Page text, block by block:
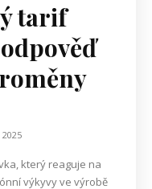
tarif
2025
který reaguje na
výkyvy ve výrobě